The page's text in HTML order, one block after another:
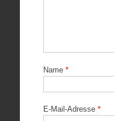
Name *
E-Mail-Adresse *